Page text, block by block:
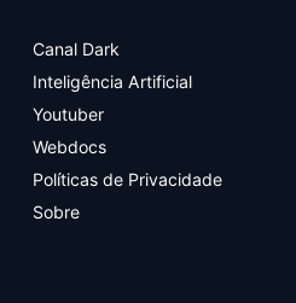
Canal Dark
Inteligência Artificial
Youtuber
Webdocs
Políticas de Privacidade
Sobre